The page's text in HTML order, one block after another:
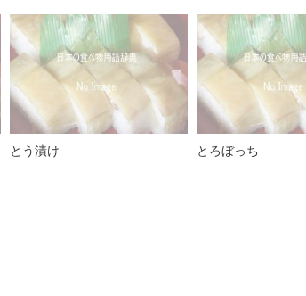
とう漬け とろぼっち